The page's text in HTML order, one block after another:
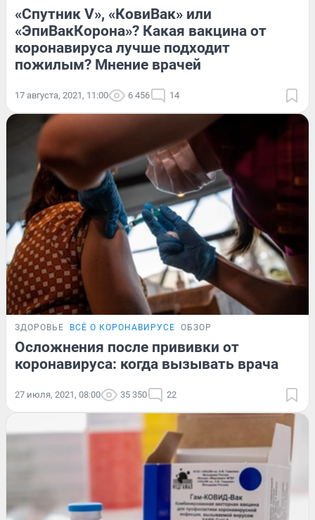
«Спутник V», «КовиВак» или
«ЭпиВакКорона»? Какая вакцина от
коронавируса лучше подходит
пожилым? Мнение врачей
17 августа, 2021, 11:00 6 456 14
ЗДОРОВЬЕ ВСЁ О КОРОНАВИРУСЕ ОБЗОР
Осложнения после прививки от
коронавируса: когда вызывать врача
27 июля, 2021, 08:00 35 350 22